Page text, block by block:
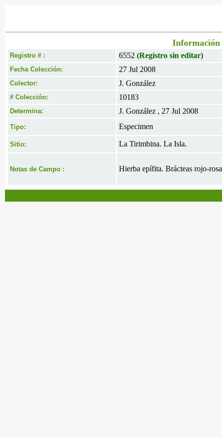
Información
Registro # : 6552 (Registro sin editar)
Fecha Colección: 27 Jul 2008
Colector: J. González
# Colección: 10183
Determina: J. González , 27 Jul 2008
Tipo: Especimen
Sitio: La Tirimbina. La Isla.
Notas de Campo : Hierba epífita. Brácteas rojo-